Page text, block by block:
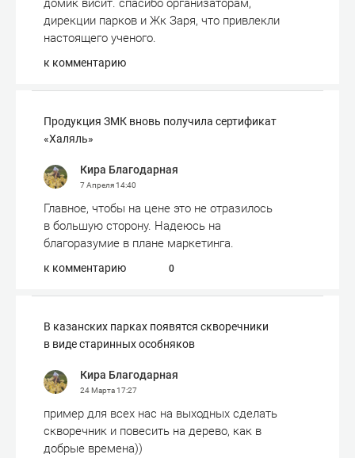
домик висит. спасибо организаторам,
дирекции парков и Жк Заря, что привлекли
настоящего ученого.
к комментарию
Продукция ЗМК вновь получила сертификат
«Халяль»
Кира Благодарная
7 Апреля14:40
Главное, чтобы на цене это не отразилось
в большую сторону. Надеюсь на
благоразумие в плане маркетинга.
к комментарию 0
В казанских парках появятся скворечники
в виде старинных особняков
Кира Благодарная
24 Марта17:27
пример для всех нас на выходных сделать
скворечник и повесить на дерево, как в
добрые времена))